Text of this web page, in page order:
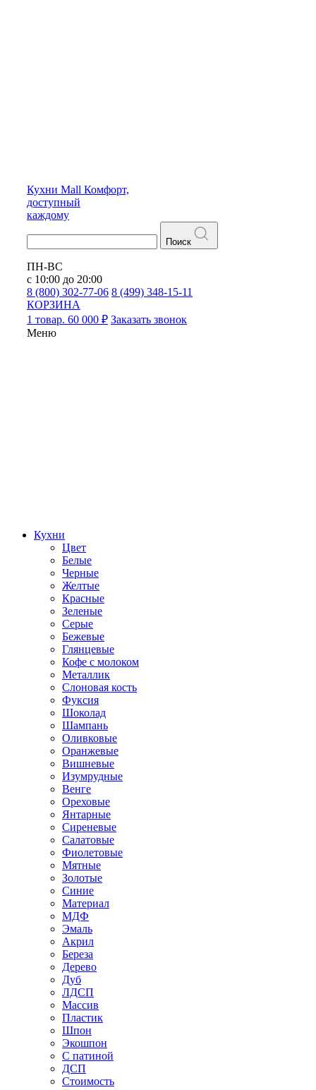
Кухни Mall Комфорт,
доступный
каждому
Поиск
ПН-ВС
с 10:00 до 20:00
8 (800) 302-77-06 8 (499) 348-15-11
КОРЗИНА
1 товар. 60 000 ₽ Заказать звонок
Меню
Кухни
Цвет
Белые
Черные
Желтые
Красные
Зеленые
Серые
Бежевые
Глянцевые
Кофе с молоком
Металлик
Слоновая кость
Фуксия
Шоколад
Шампань
Оливковые
Оранжевые
Вишневые
Изумрудные
Венге
Ореховые
Янтарные
Сиреневые
Салатовые
Фиолетовые
Мятные
Золотые
Синие
Материал
МДФ
Эмаль
Акрил
Береза
Дерево
Дуб
ЛДСП
Массив
Пластик
Шпон
Экошпон
С патиной
ДСП
Стоимость